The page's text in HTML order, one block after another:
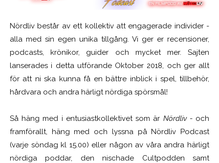
Nördliv består av ett kollektiv att engagerade individer -
alla med sin egen unika tillgång. Vi ger er recensioner,
podcasts, krönikor, guider och mycket mer. Sajten
lanserades i detta utförande Oktober 2018, och ger allt
för att ni ska kunna få en bättre inblick i spel, tillbehör,
hårdvara och andra härligt nördiga spörsmål!
Så häng med i entusiastkollektivet som är Nördliv- och
framförallt, häng med och lyssna på Nördliv Podcast
(varje söndag kl 15.00) eller någon av våra andra härligt
nördiga poddar, den nischade Cultpodden samt